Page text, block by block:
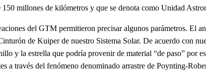
150 millones de kilómetros y que se denota como Unidad
del GTM permitieron precisar algunos parámetros. El
de Kuiper de nuestro Sistema Solar. De acuerdo con
y la estrella que podría provenir de material “de paso” por
a través del fenómeno denominado arrastre de Poynting-